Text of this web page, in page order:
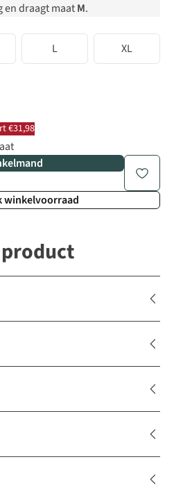
en draagt maatM.
L XL
€31,98
winkelvoorraad